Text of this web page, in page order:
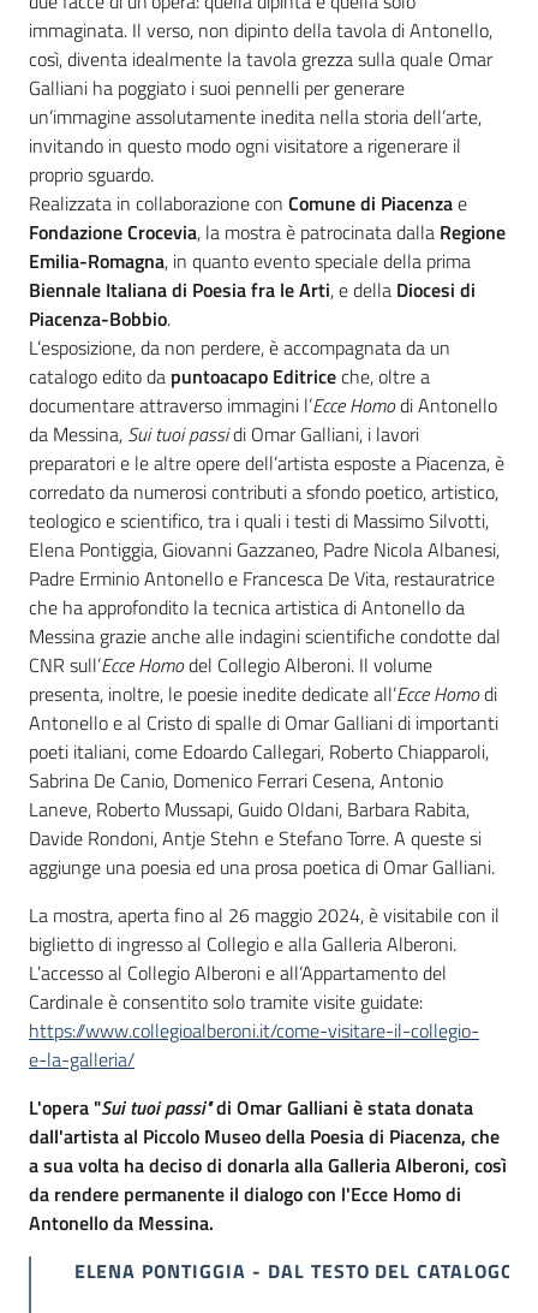
immaginata. Il verso, non dipinto della tavola di Antonello,
così, diventa idealmente la tavola grezza sulla quale Omar
Galliani ha poggiato i suoi pennelli per generare
un’immagine assolutamente inedita nella storia dell’arte,
invitando in questo modo ogni visitatore a rigenerare il
proprio sguardo.
Realizzata in collaborazione con Comune di Piacenzae
Fondazione Crocevia, la mostra è patrocinata dalla Regione
Emilia-Romagna, in quanto evento speciale della prima
Biennale Italiana di Poesia fra le Arti, e della Diocesi di
Piacenza-Bobbio.
L’esposizione, da non perdere, è accompagnata da un
catalogo edito da puntoacapo Editriceche, oltre a
documentare attraverso immagini l’Ecce Homodi Antonello
da Messina, Sui tuoi passidi Omar Galliani, i lavori
preparatori e le altre opere dell’artista esposte a Piacenza, è
corredato da numerosi contributi a sfondo poetico, artistico,
teologico e scientifico, tra i quali i testi di Massimo Silvotti,
Elena Pontiggia, Giovanni Gazzaneo, Padre Nicola Albanesi,
Padre Erminio Antonello e Francesca De Vita, restauratrice
che ha approfondito la tecnica artistica di Antonello da
Messina grazie anche alle indagini scientifiche condotte dal
CNR sull’Ecce Homodel Collegio Alberoni. Il volume
presenta, inoltre, le poesie inedite dedicate all’Ecce Homodi
Antonello e al Cristo di spalle di Omar Galliani di importanti
poeti italiani, come Edoardo Callegari, Roberto Chiapparoli,
Sabrina De Canio, Domenico Ferrari Cesena, Antonio
Laneve, Roberto Mussapi, Guido Oldani, Barbara Rabita,
Davide Rondoni, Antje Stehn e Stefano Torre. A queste si
aggiunge una poesia ed una prosa poetica di Omar Galliani.
La mostra, aperta fino al 26 maggio 2024, è visitabile con il
biglietto di ingresso al Collegio e alla Galleria Alberoni.
L’accesso al Collegio Alberoni e all’Appartamento del
Cardinale è consentito solo tramite visite guidate:
https://www.collegioalberoni.it/come-visitare-il-collegio-
e-la-galleria/
L'opera "Sui tuoi passi"di Omar Galliani è stata donata
dall'artista al Piccolo Museo della Poesia di Piacenza, che
a sua volta ha deciso di donarla alla Galleria Alberoni, così
da rendere permanente il dialogo con l'Ecce Homo di
Antonello da Messina.
ELENA PONTIGGIA - DAL TESTO DEL CATALOGO